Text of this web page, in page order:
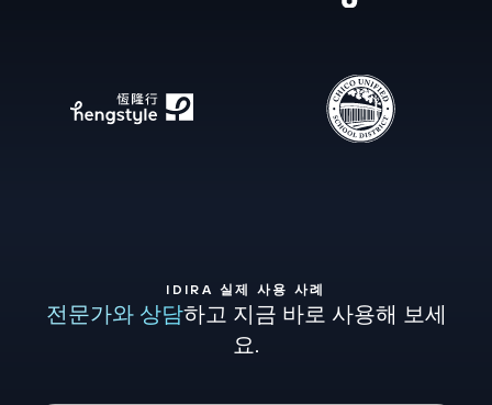
IDIRA 실제 사용 사례
전문가와 상담하고 지금 바로 사용해 보세
요.